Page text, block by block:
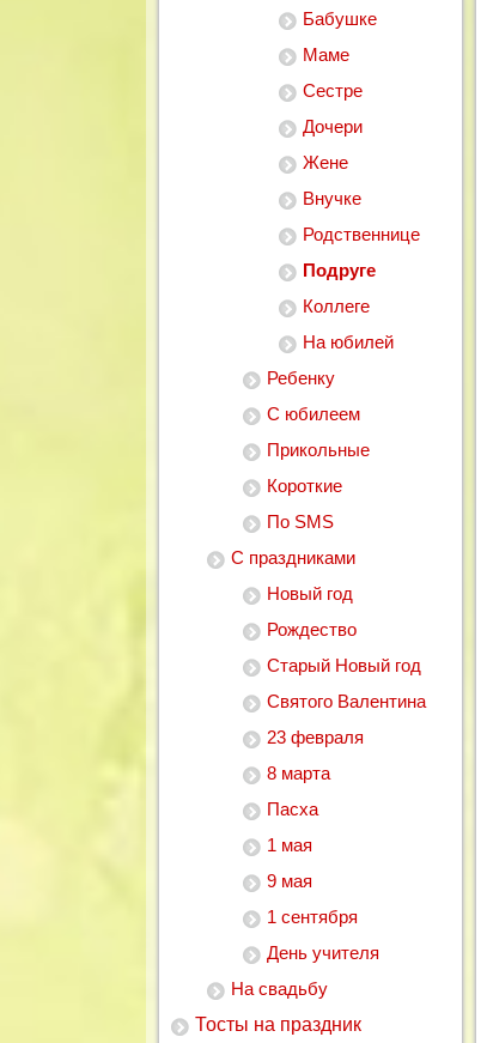
Бабушке
Маме
Сестре
Дочери
Жене
Внучке
Родственнице
Подруге
Коллеге
На юбилей
Ребенку
С юбилеем
Прикольные
Короткие
По SMS
С праздниками
Новый год
Рождество
Старый Новый год
Святого Валентина
23 февраля
8 марта
Пасха
1 мая
9 мая
1 сентября
День учителя
На свадьбу
Тосты на праздник